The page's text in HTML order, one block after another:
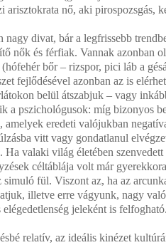
arisztokrata nő, aki pirospozsgás,
nagy divat, bár a legfrissebb
nők és férfiak. Vannak azonban
bőr – rizspor, pici láb a
fejlődésével azonban az is
belül átszabjuk – vagy
a pszichológusok: míg bizonyos
amelyek eredeti valójukban
vitt vagy gondatlanul
Ha valaki világ életében
céltáblája volt már
simuló fül. Viszont az, ha az
illetve erre vágyunk, nagy
jeleként is
relatív, az ideális kinézet